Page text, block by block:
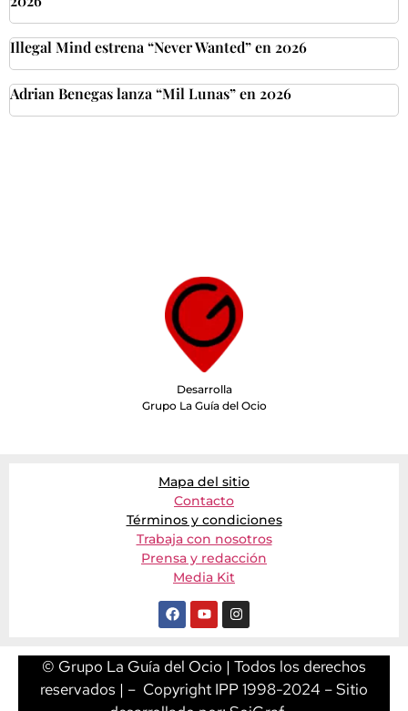
Illegal Mind estrena “Never Wanted” en 2026
Adrian Benegas lanza “Mil Lunas” en 2026
Desarrolla
Grupo La Guía del Ocio
Mapa del sitio
Contacto
Términos y condiciones
Trabaja con nosotros
Prensa y redacción
Media Kit
© Grupo La Guía del Ocio | Todos los derechos
reservados | – Copyright IPP 1998-2024 – Sitio